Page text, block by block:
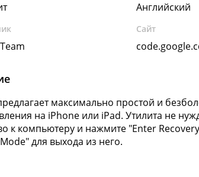
Английский
Сайт
максимально простой и
на iPhone или iPad. Утилита не
к компьютеру и нажмите "Enter
для выхода из него.